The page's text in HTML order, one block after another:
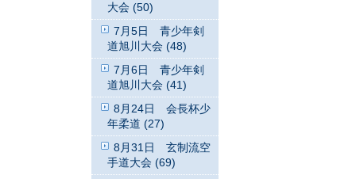
大会 (50)
7月5日 青少年剣
道旭川大会 (48)
7月6日 青少年剣
道旭川大会 (41)
8月24日 会長杯少
年柔道 (27)
8月31日 玄制流空
手道大会 (69)